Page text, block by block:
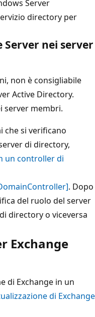
Server
directory per
Server nei server
non è consigliabile
Active Directory.
server membri.
che si verificano
di directory,
un controller di
. Dopo
del ruolo del server
directory o viceversa
Exchange
di Exchange in un
di Exchange